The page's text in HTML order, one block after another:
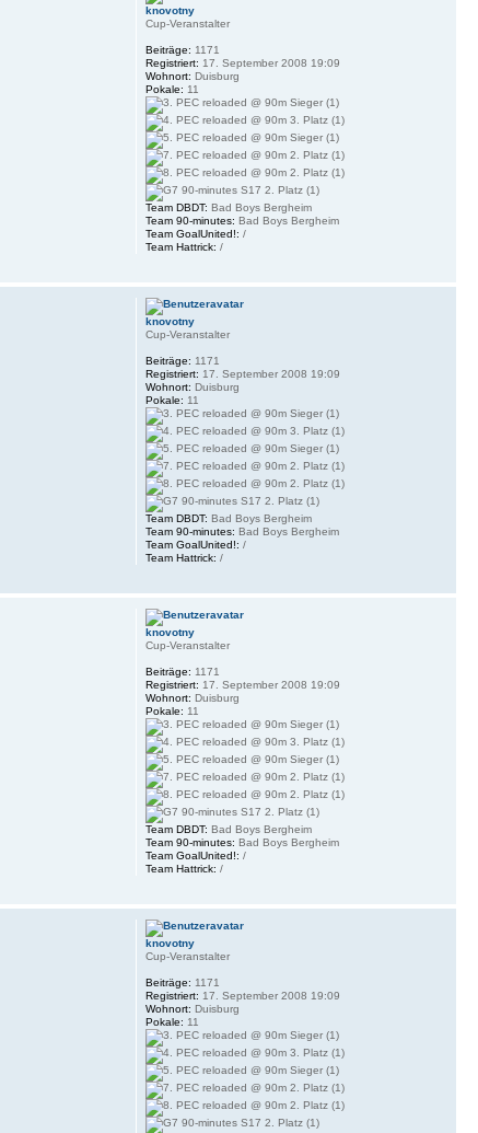
knovotny
Cup-Veranstalter
Beiträge: 1171
Registriert: 17. September 2008 19:09
Wohnort: Duisburg
Pokale: 11
Team DBDT: Bad Boys Bergheim
Team 90-minutes: Bad Boys Bergheim
Team GoalUnited!: /
Team Hattrick: /
knovotny
Cup-Veranstalter
Beiträge: 1171
Registriert: 17. September 2008 19:09
Wohnort: Duisburg
Pokale: 11
Team DBDT: Bad Boys Bergheim
Team 90-minutes: Bad Boys Bergheim
Team GoalUnited!: /
Team Hattrick: /
knovotny
Cup-Veranstalter
Beiträge: 1171
Registriert: 17. September 2008 19:09
Wohnort: Duisburg
Pokale: 11
Team DBDT: Bad Boys Bergheim
Team 90-minutes: Bad Boys Bergheim
Team GoalUnited!: /
Team Hattrick: /
knovotny
Cup-Veranstalter
Beiträge: 1171
Registriert: 17. September 2008 19:09
Wohnort: Duisburg
Pokale: 11